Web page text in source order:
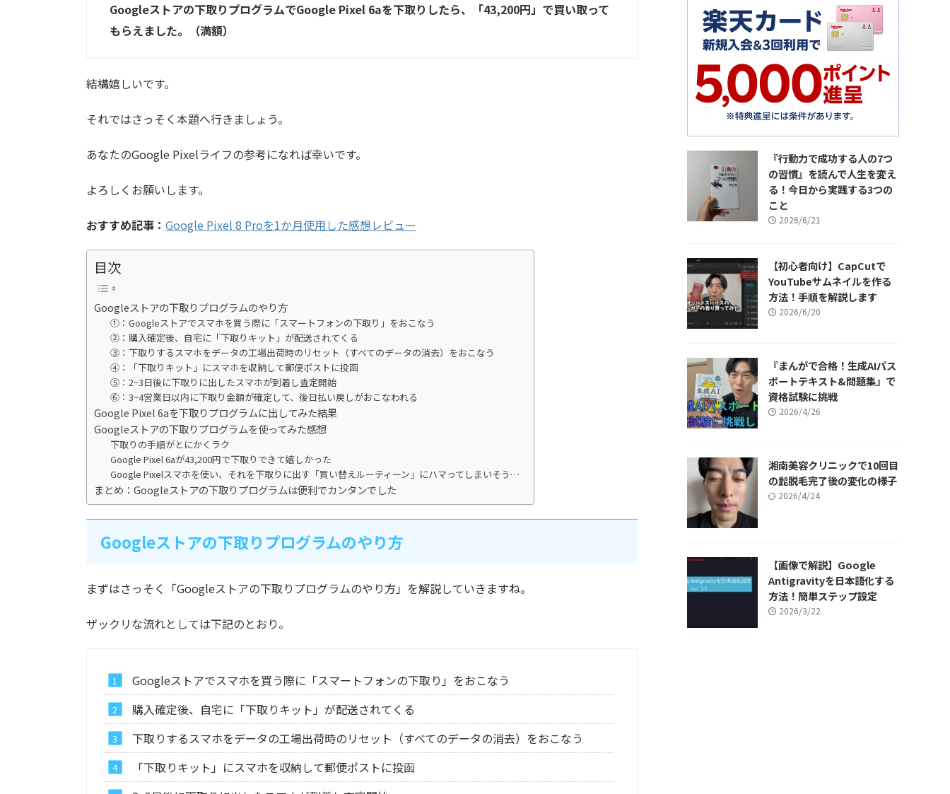
Googleストアの下取りプログラムでGoogle Pixel 6aを下取りしたら、「43,200円」で買い取って
もらえました。（満額）
結構嬉しいです。
それではさっそく本題へ行きましょう。
あなたのGoogle Pixelライフの参考になれば幸いです。
よろしくお願いします。
おすすめ記事： Google Pixel 8 Proを1か月使用した感想レビュー
目次
Googleストアの下取りプログラムのやり方
①：Googleストアでスマホを買う際に「スマートフォンの下取り」をおこなう
②：購入確定後、自宅に「下取りキット」が配送されてくる
③：下取りするスマホをデータの工場出荷時のリセット（すべてのデータの消去）をおこなう
④：「下取りキット」にスマホを収納して郵便ポストに投函
⑤：2~3日後に下取りに出したスマホが到着し査定開始
⑥：3~4営業日以内に下取り金額が確定して、後日払い戻しがおこなわれる
Google Pixel 6aを下取りプログラムに出してみた結果
Googleストアの下取りプログラムを使ってみた感想
下取りの手順がとにかくラク
Google Pixel 6aが43,200円で下取りできて嬉しかった
Google Pixelスマホを使い、それを下取りに出す「買い替えルーティーン」にハマってしまいそう…
まとめ：Googleストアの下取りプログラムは便利でカンタンでした
Googleストアの下取りプログラムのやり方
まずはさっそく「Googleストアの下取りプログラムのやり方」を解説していきますね。
ザックリな流れとしては下記のとおり。
Googleストアでスマホを買う際に「スマートフォンの下取り」をおこなう
購入確定後、自宅に「下取りキット」が配送されてくる
下取りするスマホをデータの工場出荷時のリセット（すべてのデータの消去）をおこなう
「下取りキット」にスマホを収納して郵便ポストに投函
『行動力で成功する人の7つ
の習慣』を読んで人生を変え
る！今日から実践する3つの
こと
2026/6/21
【初心者向け】CapCutで
YouTubeサムネイルを作る
方法！手順を解説します
2026/6/20
『まんがで合格！生成AIパス
ポートテキスト&問題集』で
資格試験に挑戦
2026/4/26
湘南美容クリニックで10回目
の髭脱毛完了後の変化の様子
2026/4/24
【画像で解説】Google
Antigravityを日本語化する
方法！簡単ステップ設定
2026/3/22